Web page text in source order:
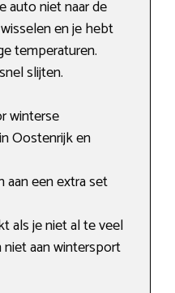
auto niet naar de
en je hebt
temperaturen.
slijten.
winterse
Oostenrijk en
aan een extra set
als je niet al te veel
aan wintersport